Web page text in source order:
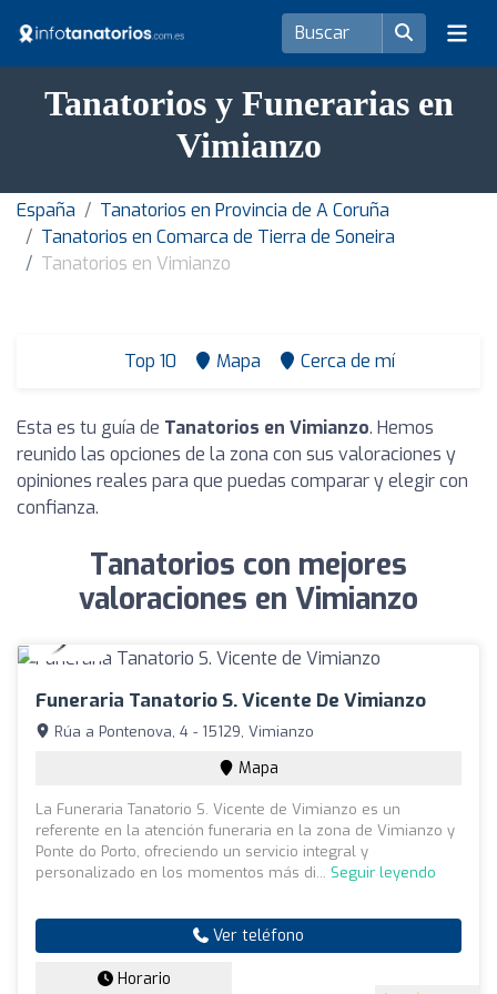
Tanatorios y Funerarias en
Vimianzo
España
Tanatorios en Provincia de A Coruña
Tanatorios en Comarca de Tierra de Soneira
Tanatorios en Vimianzo
Top 10 Mapa Cerca de mí
Esta es tu guía de Tanatorios en Vimianzo. Hemos
reunido las opciones de la zona con sus valoraciones y
opiniones reales para que puedas comparar y elegir con
confianza.
Tanatorios con mejores
valoraciones en Vimianzo
Funeraria Tanatorio S. Vicente De Vimianzo
Rúa a Pontenova, 4 - 15129, Vimianzo
Mapa
La Funeraria Tanatorio S. Vicente de Vimianzo es un
referente en la atención funeraria en la zona de Vimianzo y
Ponte do Porto, ofreciendo un servicio integral y
personalizado en los momentos más di... Seguir leyendo
Ver teléfono
Horario